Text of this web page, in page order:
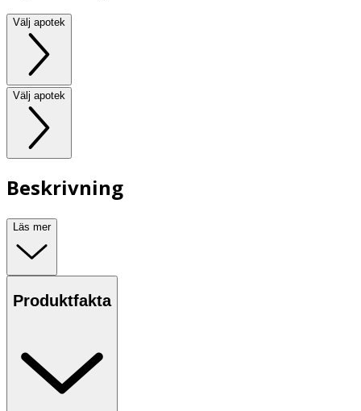
Välj apotek
Välj apotek
Beskrivning
Läs mer
Produktfakta